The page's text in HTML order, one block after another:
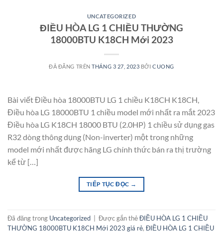
UNCATEGORIZED
ĐIỀU HÒA LG 1 CHIỀU THƯỜNG
18000BTU K18CH Mới 2023
ĐÃ ĐĂNG TRÊNTHÁNG 3 27, 2023 BỞICUONG
Bài viết Điều hòa 18000BTU LG 1 chiều K18CH K18CH,
Điều hòa LG 18000BTU 1 chiều model mới nhất ra mắt 2023
Điều hòa LG K18CH 18000 BTU (2.0HP) 1 chiều sử dụng gas
R32 dòng thông dụng (Non-inverter) một trong những
model mới nhất được hãng LG chính thức bán ra thị trường
kể từ […]
TIẾP TỤC ĐỌC →
Đã đăng trong Uncategorized Được gắn thẻĐIỀU HÒA LG 1 CHIỀU
THƯỜNG 18000BTU K18CH Mới 2023 giá rẻ, ĐIỀU HÒA LG 1 CHIỀU